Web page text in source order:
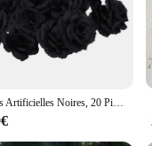
Roses Artificielles Noires, 20 Pièces, Décoration de ix, Mariage, Maison, Bureau, Jardin, Bricolage